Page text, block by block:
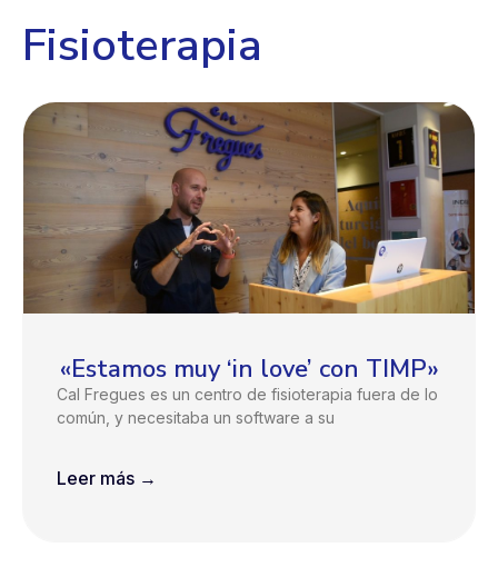
Fisioterapia
«Estamos muy ‘in love’ con TIMP»
Cal Fregues es un centro de fisioterapia fuera de lo
común, y necesitaba un software a su
Leer más →